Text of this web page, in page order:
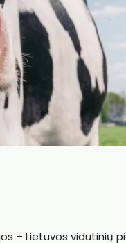
– Lietuvos vidutinių